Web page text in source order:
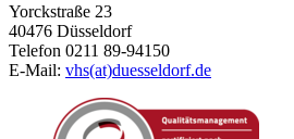
Yorckstraße 23
40476 Düsseldorf
Telefon 0211 89-94150
E-Mail: vhs(at)duesseldorf.de